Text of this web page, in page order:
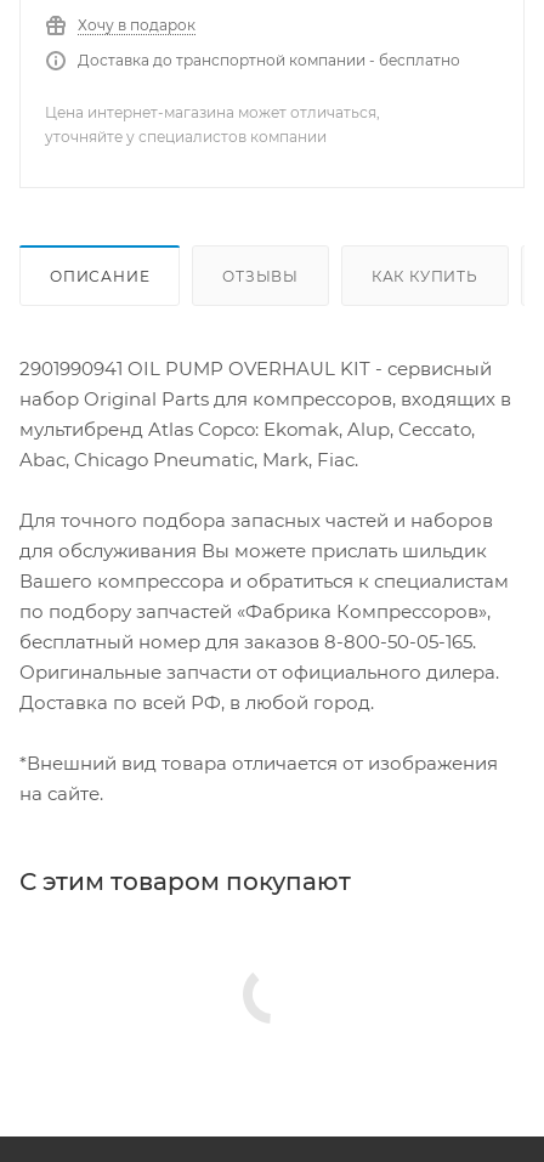
Хочу в подарок
Доставка до транспортной компании - бесплатно
Цена интернет-магазина может отличаться,
уточняйте у специалистов компании
ОПИСАНИЕ ОТЗЫВЫ КАК КУПИТЬ
2901990941 OIL PUMP OVERHAUL KIT - сервисный
набор Original Parts для компрессоров, входящих в
мультибренд Atlas Copco: Ekomak, Alup, Ceccato,
Abac, Chicago Pneumatic, Mark, Fiac.
Для точного подбора запасных частей и наборов
для обслуживания Вы можете прислать шильдик
Вашего компрессора и обратиться к специалистам
по подбору запчастей «Фабрика Компрессоров»,
бесплатный номер для заказов 8-800-50-05-165.
Оригинальные запчасти от официального дилера.
Доставка по всей РФ, в любой город.
*Внешний вид товара отличается от изображения
на сайте.
С этим товаром покупают